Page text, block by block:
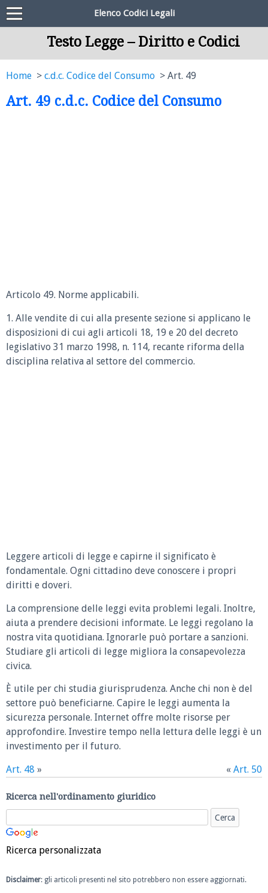
Elenco Codici Legali
Testo Legge – Diritto e Codici
Home c.d.c. Codice del Consumo Art. 49
Art. 49 c.d.c. Codice del Consumo
Articolo 49. Norme applicabili.
1. Alle vendite di cui alla presente sezione si applicano le
disposizioni di cui agli articoli 18, 19 e 20 del decreto
legislativo 31 marzo 1998, n. 114, recante riforma della
disciplina relativa al settore del commercio.
Leggere articoli di legge e capirne il significato è
fondamentale. Ogni cittadino deve conoscere i propri
diritti e doveri.
La comprensione delle leggi evita problemi legali. Inoltre,
aiuta a prendere decisioni informate. Le leggi regolano la
nostra vita quotidiana. Ignorarle può portare a sanzioni.
Studiare gli articoli di legge migliora la consapevolezza
civica.
È utile per chi studia giurisprudenza. Anche chi non è del
settore può beneficiarne. Capire le leggi aumenta la
sicurezza personale. Internet offre molte risorse per
approfondire. Investire tempo nella lettura delle leggi è un
investimento per il futuro.
Art. 48 » « Art. 50
Ricerca nell'ordinamento giuridico
Ricerca personalizzata
Disclaimer: gli articoli presenti nel sito potrebbero non essere aggiornati.